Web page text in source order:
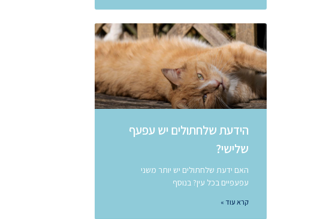
הידעת שלחתולים יש עפעף
שלישי?
האם ידעת שלחתולים יש יותר משני
עפעפיים בכל עין? בנוסף
קרא עוד »